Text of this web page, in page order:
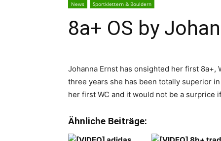
News Sportklettern & Bouldern
8a+ OS by
Johanna Ernst has onsighted her first
three years she has been totally superior
her first WC and it would not be a surprice
Ähnliche Beiträge: